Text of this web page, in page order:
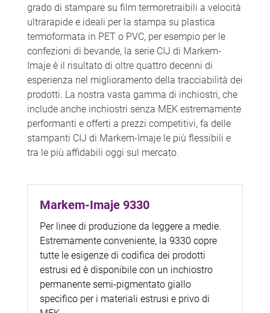
grado di stampare su film termoretraibili a velocità
ultrarapide e ideali per la stampa su plastica
termoformata in PET o PVC, per esempio per le
confezioni di bevande, la serie CIJ di Markem-
Imaje è il risultato di oltre quattro decenni di
esperienza nel miglioramento della tracciabilità dei
prodotti. La nostra vasta gamma di inchiostri, che
include anche inchiostri senza MEK estremamente
performanti e offerti a prezzi competitivi, fa delle
stampanti CIJ di Markem-Imaje le più flessibili e
tra le più affidabili oggi sul mercato.
Markem-Imaje 9330
Per linee di produzione da leggere a medie.
Estremamente conveniente, la 9330 copre
tutte le esigenze di codifica dei prodotti
estrusi ed è disponibile con un inchiostro
permanente semi-pigmentato giallo
specifico per i materiali estrusi e privo di